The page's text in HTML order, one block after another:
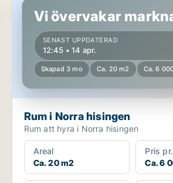
Vi övervakar
SENAST UPPDATERAD
12:45 • 14 apr.
Skapad 3 mo Ca. 20 m2 Ca. 6
Rum i Norra hisingen
Rum att hyra i Norra hisingen
Areal
Ca. 20 m2
Pris
Ca. 6